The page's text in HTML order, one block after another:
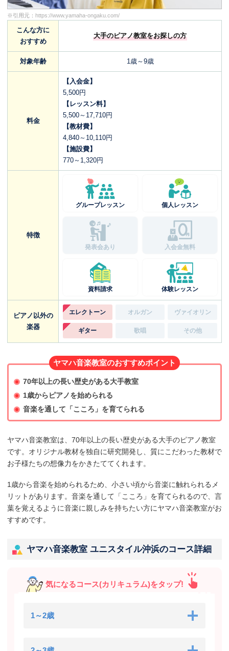
※引用元： https://www.yamaha-ongaku.com/
こんな方に
おすすめ
大手のピアノ教室をお探しの方
対象年齢 1歳～9歳
料金
【入会金】
5,500円
【レッスン料】
5,500～17,710円
【教材費】
4,840～10,110円
【施設費】
770～1,320円
特徴
グループレッスン 個人レッスン
発表会あり 入会金無料
資料請求 体験レッスン
ピアノ以外の
楽器
エレクトーン オルガン ヴァイオリン
ギター 歌唱 その他
ヤマハ音楽教室のおすすめポイント
70年以上の長い歴史がある大手教室
1歳からピアノを始められる
音楽を通して「こころ」を育てられる
ヤマハ音楽教室は、70年以上の長い歴史がある大手のピアノ教室
です。オリジナル教材を独自に研究開発し、質にこだわった教材で
お子様たちの想像力をかきたててくれます。
1歳から音楽を始められるため、小さい頃から音楽に触れられるメ
リットがあります。音楽を通して「こころ」を育てられるので、言
葉を覚えるように音楽に親しみを持ちたい方にヤマハ音楽教室がお
すすめです。
ヤマハ音楽教室 ユニスタイル沖浜のコース詳細
気になるコース(カリキュラム)をタップ!
1～2歳